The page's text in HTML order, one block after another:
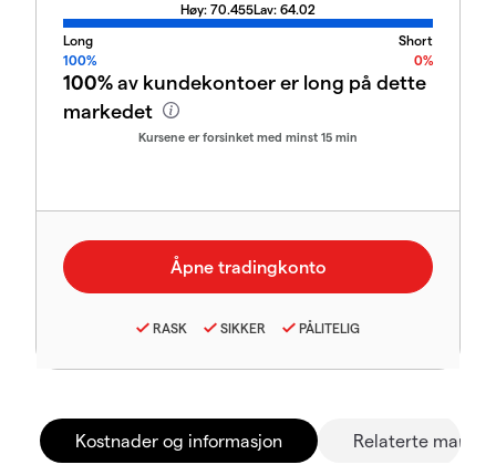
Høy: 70.455Lav: 64.02
Long
Short
100%
0%
100%av kundekontoer er long på dette
markedet
Kursene er forsinket med minst 15 min
RASK SIKKER PÅLITELIG
Kostnader og informasjon Relaterte